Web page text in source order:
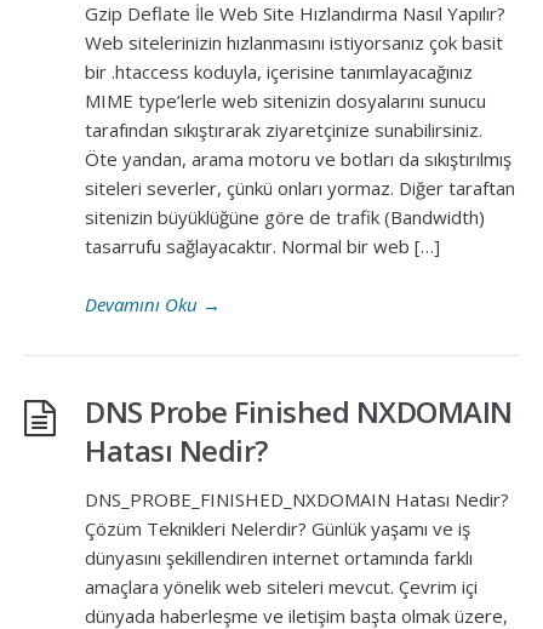
Gzip Deflate İle Web Site Hızlandırma Nasıl Yapılır?
Web sitelerinizin hızlanmasını istiyorsanız çok basit
bir .htaccess koduyla, içerisine tanımlayacağınız
MIME type’lerle web sitenizin dosyalarını sunucu
tarafından sıkıştırarak ziyaretçinize sunabilirsiniz.
Öte yandan, arama motoru ve botları da sıkıştırılmış
siteleri severler, çünkü onları yormaz. Diğer taraftan
sitenizin büyüklüğüne göre de trafik (Bandwidth)
tasarrufu sağlayacaktır. Normal bir web […]
Devamını Oku →
DNS Probe Finished NXDOMAIN
Hatası Nedir?
DNS_PROBE_FINISHED_NXDOMAIN Hatası Nedir?
Çözüm Teknikleri Nelerdir? Günlük yaşamı ve iş
dünyasını şekillendiren internet ortamında farklı
amaçlara yönelik web siteleri mevcut. Çevrim içi
dünyada haberleşme ve iletişim başta olmak üzere,